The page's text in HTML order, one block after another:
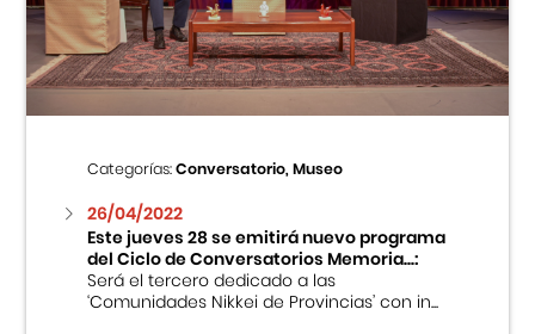
Centro Cultural Peruano Japonés
Museo de la Inmigración Japonesa
Fondo Editorial
Teatro Peruano Japonés
Categorías:Conversatorio, Museo
26/04/2022
Este jueves 28 se emitirá nuevo programa
del Ciclo de Conversatorios Memoria...:
Será el tercero dedicado a las
‘Comunidades Nikkei de Provincias’ con in...